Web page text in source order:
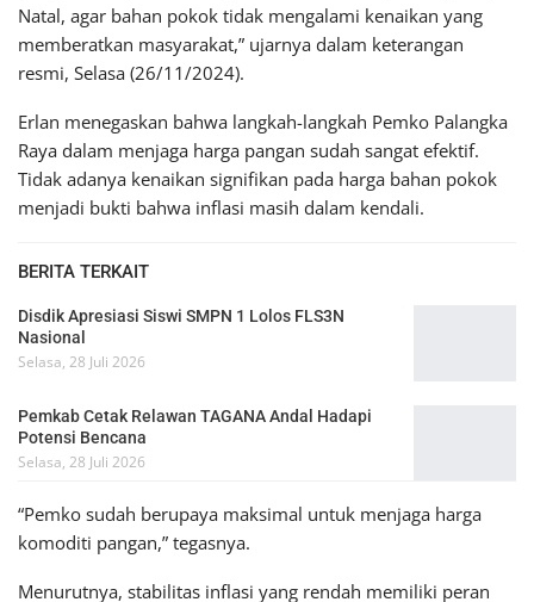
Natal, agar bahan pokok tidak mengalami kenaikan yang
memberatkan masyarakat,” ujarnya dalam keterangan
resmi, Selasa (26/11/2024).
Erlan menegaskan bahwa langkah-langkah Pemko Palangka
Raya dalam menjaga harga pangan sudah sangat efektif.
Tidak adanya kenaikan signifikan pada harga bahan pokok
menjadi bukti bahwa inflasi masih dalam kendali.
BERITA TERKAIT
Disdik Apresiasi Siswi SMPN 1 Lolos FLS3N
Nasional
Selasa, 28 Juli 2026
Pemkab Cetak Relawan TAGANA Andal Hadapi
Potensi Bencana
Selasa, 28 Juli 2026
“Pemko sudah berupaya maksimal untuk menjaga harga
komoditi pangan,” tegasnya.
Menurutnya, stabilitas inflasi yang rendah memiliki peran